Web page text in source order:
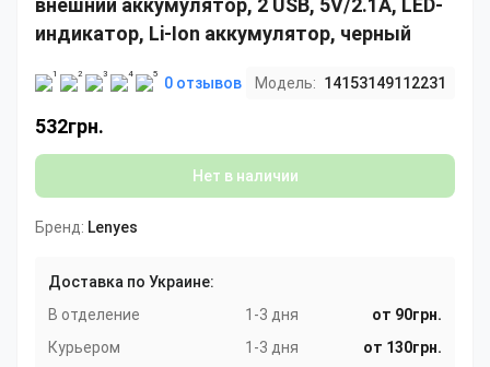
внешний аккумулятор, 2 USB, 5V/2.1A, LED-
индикатор, Li-Ion аккумулятор, черный
0 отзывов Модель: 14153149112231
532грн.
Нет в наличии
Бренд: Lenyes
Доставка по Украине:
В отделение
1-3 дня
от 90грн.
Курьером
1-3 дня
от 130грн.